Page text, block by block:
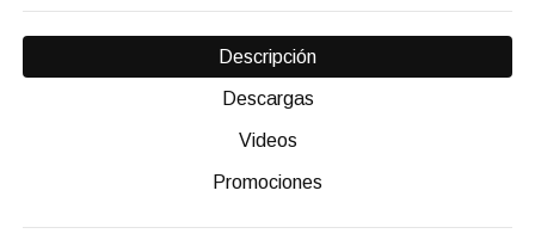
Descripción
Descargas
Videos
Promociones